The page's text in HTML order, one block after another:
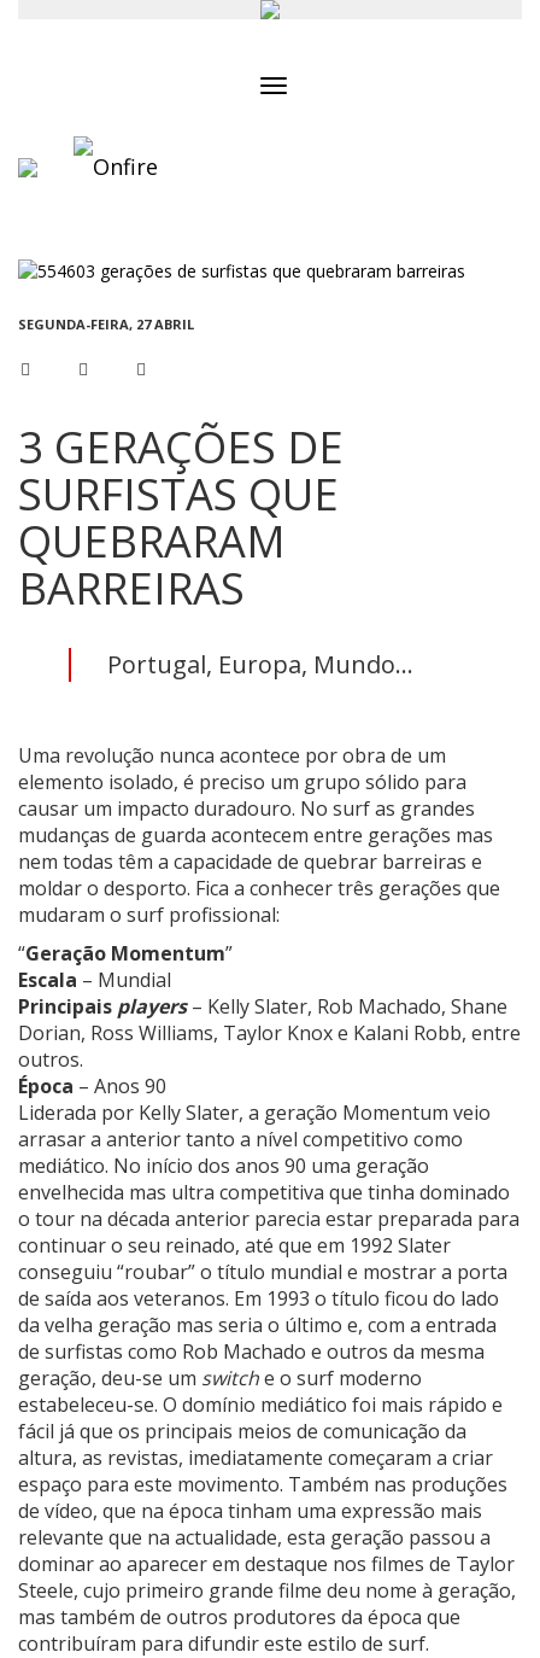
SEGUNDA-FEIRA, 27 ABRIL
3 GERAÇÕES DE
SURFISTAS QUE
QUEBRARAM
BARREIRAS
Portugal, Europa, Mundo...
Uma revolução nunca acontece por obra de um
elemento isolado, é preciso um grupo sólido para
causar um impacto duradouro. No surf as grandes
mudanças de guarda acontecem entre gerações mas
nem todas têm a capacidade de quebrar barreiras e
moldar o desporto. Fica a conhecer três gerações que
mudaram o surf profissional:
“Geração Momentum”
Escala – Mundial
Principais players– Kelly Slater, Rob Machado, Shane
Dorian, Ross Williams, Taylor Knox e Kalani Robb, entre
outros.
Época – Anos 90
Liderada por Kelly Slater, a geração Momentum veio
arrasar a anterior tanto a nível competitivo como
mediático. No início dos anos 90 uma geração
envelhecida mas ultra competitiva que tinha dominado
o tour na década anterior parecia estar preparada para
continuar o seu reinado, até que em 1992 Slater
conseguiu “roubar” o título mundial e mostrar a porta
de saída aos veteranos. Em 1993 o título ficou do lado
da velha geração mas seria o último e, com a entrada
de surfistas como Rob Machado e outros da mesma
geração, deu-se um switche o surf moderno
estabeleceu-se. O domínio mediático foi mais rápido e
fácil já que os principais meios de comunicação da
altura, as revistas, imediatamente começaram a criar
espaço para este movimento. Também nas produções
de vídeo, que na época tinham uma expressão mais
relevante que na actualidade, esta geração passou a
dominar ao aparecer em destaque nos filmes de Taylor
Steele, cujo primeiro grande filme deu nome à geração,
mas também de outros produtores da época que
contribuíram para difundir este estilo de surf.